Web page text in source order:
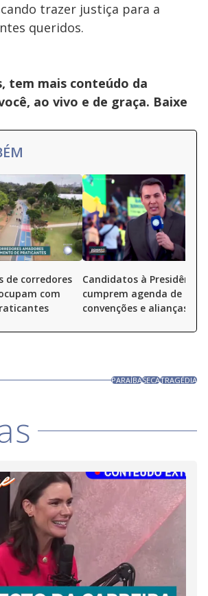
trazer justiça para a
queridos.
tem mais conteúdo da
ao vivo e de graça. Baixe
de corredores
com
Candidatos à Presidência
cumprem agenda de
convenções e alianças
PARAÍBASECATRAGÉDIA